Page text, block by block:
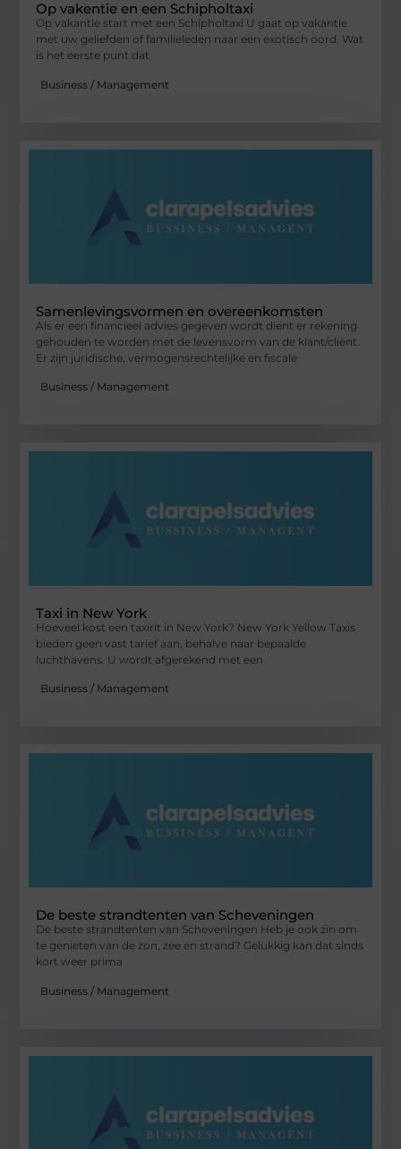
Op vakentie en een Schipholtaxi
Op vakantie start met een Schipholtaxi U gaat op vakantie
met uw geliefden of familieleden naar een exotisch oord. Wat
is het eerste punt dat
Business / Management
Samenlevingsvormen en overeenkomsten
Als er een financieel advies gegeven wordt dient er rekening
gehouden te worden met de levensvorm van de klant/cliënt.
Er zijn juridische, vermogensrechtelijke en fiscale
Business / Management
Taxi in New York
Hoeveel kost een taxirit in New York? New York Yellow Taxis
bieden geen vast tarief aan, behalve naar bepaalde
luchthavens. U wordt afgerekend met een
Business / Management
De beste strandtenten van Scheveningen
De beste strandtenten van Scheveningen Heb je ook zin om
te genieten van de zon, zee en strand? Gelukkig kan dat sinds
kort weer prima
Business / Management